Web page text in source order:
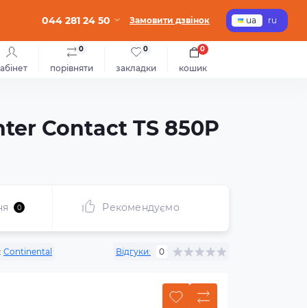
044 281 24 50 Замовити дзвінок ua ru
порівняти
0
закладки
0
кошик
0
Contact TS 850P
0 Рекомендуємо
Continental Відгуки: 0